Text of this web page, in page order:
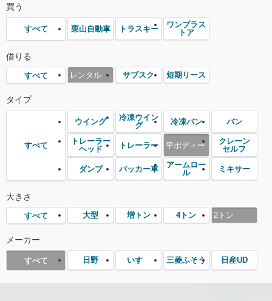
買う
すべて 栗山自動車 トラスキー
ワンプラス
トア
借りる
すべて レンタル サブスク 短期リース
タイプ
すべて
ウイング
冷凍ウイン
グ
冷凍バン バン
トレーラー
ヘッド
トレーラー 平ボディー
クレーン
セルフ
ダンプ パッカー車
アームロー
ル
ミキサー
大きさ
すべて 大型 増トン 4トン 2トン
メーカー
すべて 日野 いすゞ 三菱ふそう 日産UD